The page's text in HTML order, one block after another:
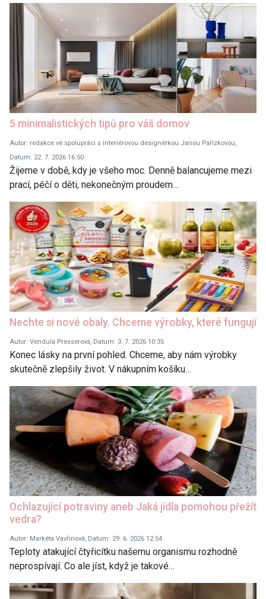
5 minimalistických tipů pro váš domov
Autor: redakce ve spolupráci s interiérovou designérkou Janou Pařízkovou,
Datum: 22. 7. 2026 16:50
Žijeme v době, kdy je všeho moc. Denně balancujeme mezi
prací, péčí o děti, nekonečným proudem…
Nechte si nové obaly. Chceme výrobky, které fungují
Autor: Vendula Presserová, Datum: 3. 7. 2026 10:35
Konec lásky na první pohled. Chceme, aby nám výrobky
skutečně zlepšily život. V nákupním košíku…
Ochlazující potraviny aneb Jaká jídla pomohou přežít
vedra?
Autor: Markéta Vavřinová, Datum: 29. 6. 2026 12:54
Teploty atakující čtyřicítku našemu organismu rozhodně
neprospívají. Co ale jíst, když je takové…